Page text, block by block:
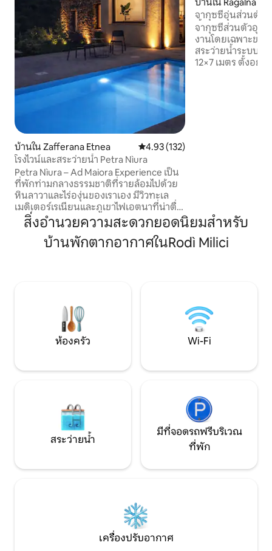
บ้านใน Zafferana Etnea คะแนนเฉลี่ย 4.93 จาก 5, 132 รีวิว
4.93 (132)
โรงไวน์และสระว่ายน้ำ Petra Nìura
Petra Nìura – Ad Maiora Experience เป็น
ที่พักท่ามกลางธรรมชาติที่รายล้อมไปด้วย
หินลาวาและไร่องุ่นของเราเอง มีวิวทะเล
เมดิเตอร์เรเนียนและภูเขาไฟเอตนาที่น่าตื่น
ตาตื่นใจ จากซากปรักหักพังของ Palmento
ในซิซิลีโบราณยุค 700 มี Winery Lodge
สำหรับ 4 +2 เตียง พร้อมสวนที่สร้างความ
แบบซิซิลีอย่างแท้จริง
จากุซซี่อุ่นส่วนตัว
ตี้•Rahal Luxury
จากุซซี่ส่วนตัวอุณห
งานโดยเฉพาะขอ
สระว่ายน้ำระบบ
12×7 เมตร ตั้งอยู่ใ
สิ่งอำนวยความสะดวกยอดนิยมสำหรับ
บ้านพักตากอากาศในRodì Milici
ห้องครัว Wi-Fi
สระว่ายน้ำ
มีที่จอดรถฟรีบริเวณ
ที่พัก
เครื่องปรับอากาศ